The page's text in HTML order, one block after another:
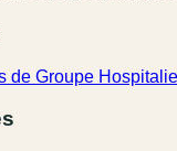
de Groupe